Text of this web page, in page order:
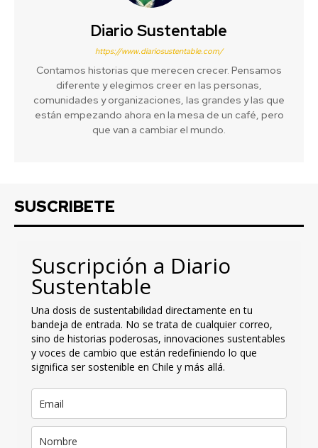
Diario Sustentable
https://www.diariosustentable.com/
Contamos historias que merecen crecer. Pensamos
diferente y elegimos creer en las personas,
comunidades y organizaciones, las grandes y las que
están empezando ahora en la mesa de un café, pero
que van a cambiar el mundo.
SUSCRIBETE
Suscripción a Diario
Sustentable
Una dosis de sustentabilidad directamente en tu
bandeja de entrada. No se trata de cualquier correo,
sino de historias poderosas, innovaciones sustentables
y voces de cambio que están redefiniendo lo que
significa ser sostenible en Chile y más allá.